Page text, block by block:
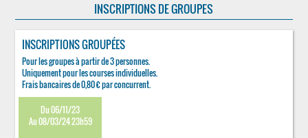
INSCRIPTIONS DE GROUPES
INSCRIPTIONS GROUPÉES
Pour les groupes à partir de 3 personnes.
Uniquement pour les courses individuelles.
Frais bancaires de 0,80 € par concurrent.
Du 06/11/23
Au 08/03/24 23h59